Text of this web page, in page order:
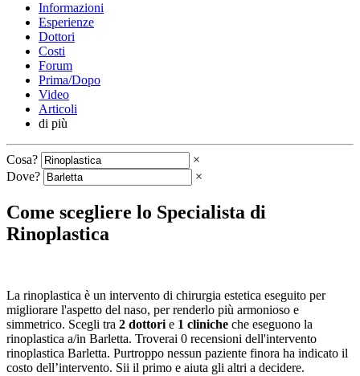
Informazioni
Esperienze
Dottori
Costi
Forum
Prima/Dopo
Video
Articoli
di più
Cosa?
×
Dove?
×
Come scegliere lo Specialista di
Rinoplastica
La rinoplastica è un intervento di chirurgia estetica eseguito per
migliorare l'aspetto del naso, per renderlo più armonioso e
simmetrico. Scegli tra 2 dottori e 1 cliniche che eseguono la
rinoplastica a/in Barletta. Troverai 0 recensioni dell'intervento
rinoplastica Barletta. Purtroppo nessun paziente finora ha indicato il
costo dell’intervento. Sii il primo e aiuta gli altri a decidere.